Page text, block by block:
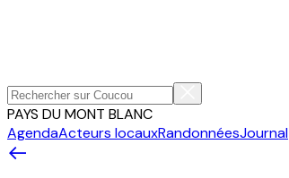
PAYS DU MONT BLANC
AgendaActeurs locauxRandonnéesJournal